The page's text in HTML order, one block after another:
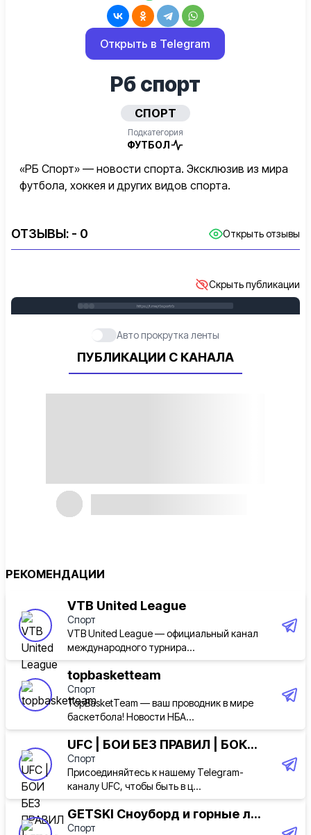
Открыть в Telegram
Рб спорт
СПОРТ
Подкатегория
ФУТБОЛ
«РБ Спорт» — новости спорта. Эксклюзив из мира
футбола, хоккея и других видов спорта.
ОТЗЫВЫ: - 0 Открыть отзывы
Скрыть публикации
https://t.me/rbsportrb
Авто прокрутка ленты
ПУБЛИКАЦИИ С КАНАЛА
РЕКОМЕНДАЦИИ
VTB United League
Спорт
VTB United League — официальный канал
международного турнира...
topbasketteam
Спорт
TopBasketTeam — ваш проводник в мире
баскетбола! Новости НБА...
UFC | БОИ БЕЗ ПРАВИЛ | БОК...
Спорт
Присоединяйтесь к нашему Telegram-
каналу UFC, чтобы быть в ц...
GETSKI Сноуборд и горные л...
Спорт